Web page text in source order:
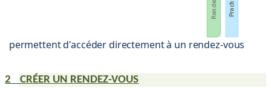
permettent d'accéder directement à un rendez-vous
2 CRÉER UN RENDEZ-VOUS